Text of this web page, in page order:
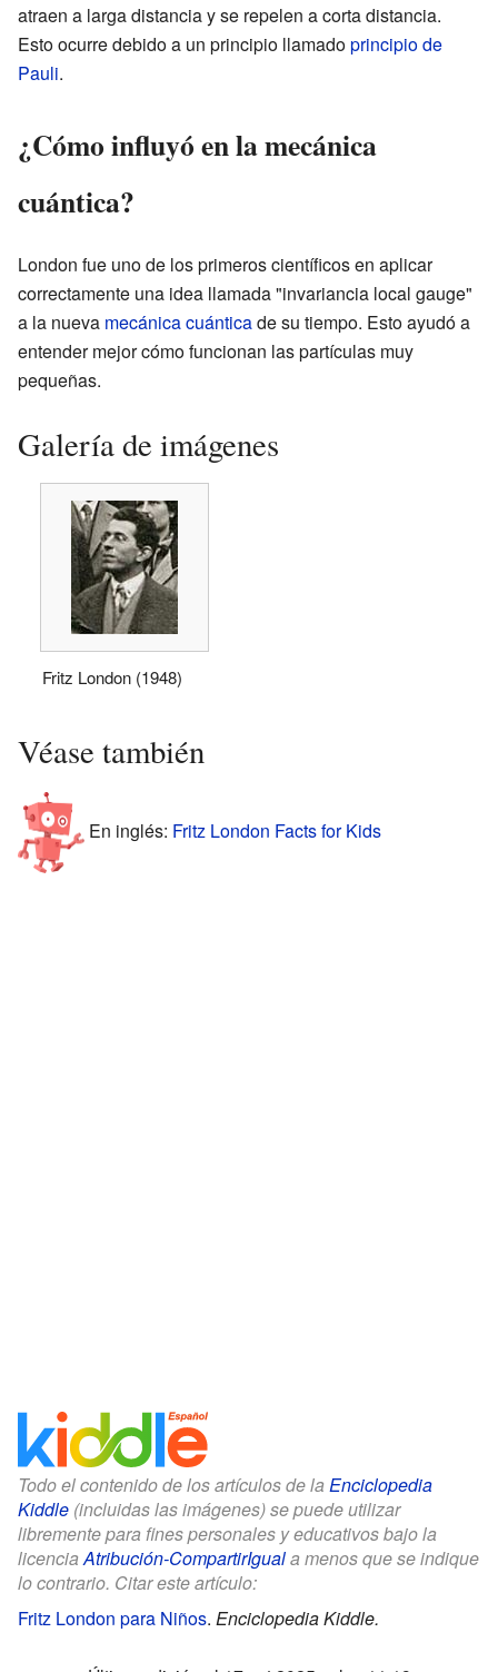
atraen a larga distancia y se repelen a corta distancia.
Esto ocurre debido a un principio llamadoprincipio de
Pauli.
¿Cómo influyó en la mecánica
cuántica?
London fue uno de los primeros científicos en aplicar
correctamente una idea llamada "invariancia local gauge"
a la nueva mecánica cuánticade su tiempo. Esto ayudó a
entender mejor cómo funcionan las partículas muy
pequeñas.
Galería de imágenes
Fritz London (1948)
Véase también
En inglés: Fritz London Facts for Kids
Todo el contenido de los artículos de la Enciclopedia
Kiddle (incluidas las imágenes) se puede utilizar
libremente para fines personales y educativos bajo la
licenciaAtribución-CompartirIguala menos que se indique
lo contrario. Citar este artículo:
Fritz London para Niños. Enciclopedia Kiddle.